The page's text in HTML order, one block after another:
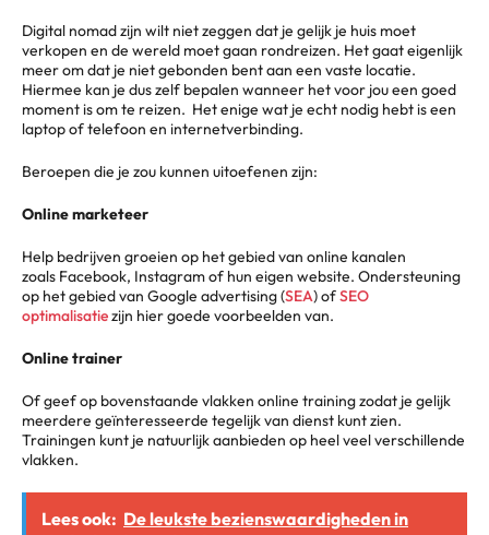
Digital nomad zijn wilt niet zeggen dat je gelijk je huis moet
verkopen en de wereld moet gaan rondreizen. Het gaat eigenlijk
meer om dat je niet gebonden bent aan een vaste locatie.
Hiermee kan je dus zelf bepalen wanneer het voor jou een goed
moment is om te reizen. Het enige wat je echt nodig hebt is een
laptop of telefoon en internetverbinding.
Beroepen die je zou kunnen uitoefenen zijn:
Online marketeer
Help bedrijven groeien op het gebied van online kanalen
zoals Facebook, Instagram of hun eigen website. Ondersteuning
op het gebied van Google advertising (SEA) ofSEO
optimalisatiezijn hier goede voorbeelden van.
Online trainer
Of geef op bovenstaande vlakken online training zodat je gelijk
meerdere geïnteresseerde tegelijk van dienst kunt zien.
Trainingen kunt je natuurlijk aanbieden op heel veel verschillende
vlakken.
Lees ook: De leukste bezienswaardigheden in